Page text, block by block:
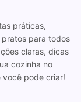
práticas,
para todos
claras, dicas
cozinha no
você pode criar!